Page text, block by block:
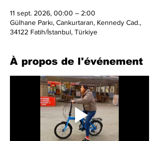
11 sept. 2026, 00:00 – 2:00
Gülhane Parkı, Cankurtaran, Kennedy Cad.,
34122 Fatih/İstanbul, Türkiye
À propos de l'événement